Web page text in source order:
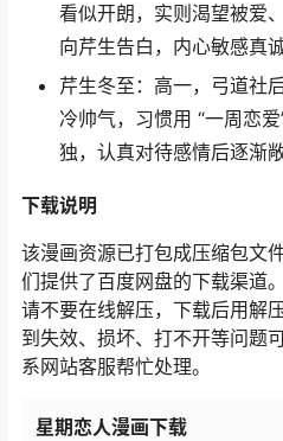
看似开朗，实则渴望被爱
向芹生告白，内心敏感真诚
芹生冬至：高一，弓道社
冷帅气，习惯用 “一周恋
独，认真对待感情后逐渐
下载说明
该漫画资源已打包成压缩包文
们提供了百度网盘的下载渠道
请不要在线解压，下载后用解
到失效、损坏、打不开等问题
系网站客服帮忙处理。
星期恋人漫画下载